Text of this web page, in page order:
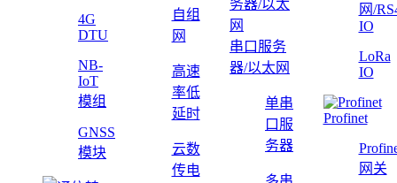
4G
DTU
NB-
IoT
模组
GNSS
模块
自组
网
高速
率低
延时
云数
传电
串口服务
器/以太网
单串
口服
务器
网/
IO
LoRa
IO
Profinet
网关